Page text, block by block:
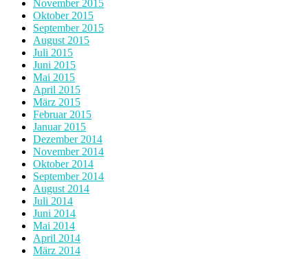
November 2015
Oktober 2015
September 2015
August 2015
Juli 2015
Juni 2015
Mai 2015
April 2015
März 2015
Februar 2015
Januar 2015
Dezember 2014
November 2014
Oktober 2014
September 2014
August 2014
Juli 2014
Juni 2014
Mai 2014
April 2014
März 2014